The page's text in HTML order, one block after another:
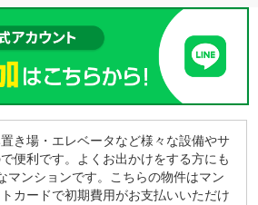
き場・エレベータなど様々な設備やサ
便利です。よくお出かけをする方にも
マンションです。こちらの物件はマン
カードで初期費用がお支払いいただけ